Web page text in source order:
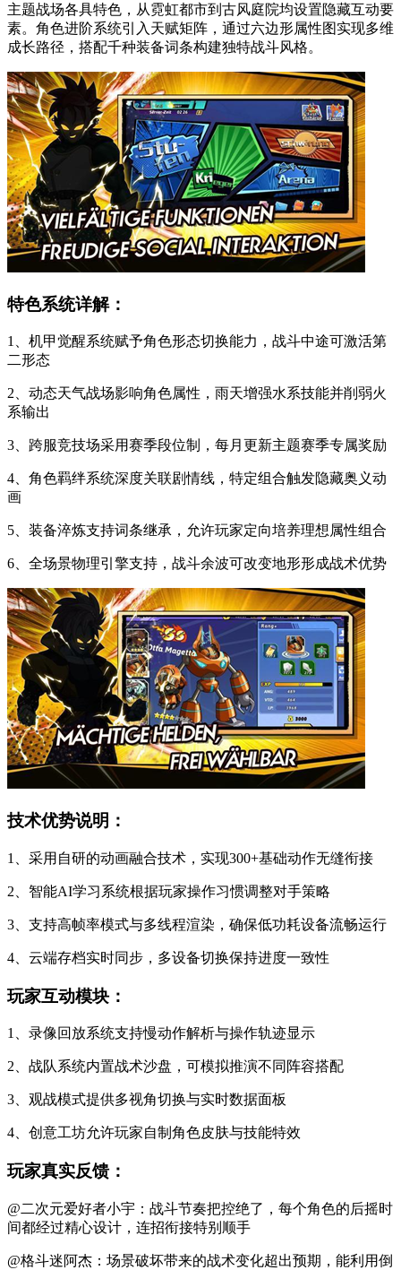
主题战场各具特色，从霓虹都市到古风庭院均设置隐藏互动要
素。角色进阶系统引入天赋矩阵，通过六边形属性图实现多维
成长路径，搭配千种装备词条构建独特战斗风格。
特色系统详解：
1、机甲觉醒系统赋予角色形态切换能力，战斗中途可激活第
二形态
2、动态天气战场影响角色属性，雨天增强水系技能并削弱火
系输出
3、跨服竞技场采用赛季段位制，每月更新主题赛季专属奖励
4、角色羁绊系统深度关联剧情线，特定组合触发隐藏奥义动
画
5、装备淬炼支持词条继承，允许玩家定向培养理想属性组合
6、全场景物理引擎支持，战斗余波可改变地形形成战术优势
技术优势说明：
1、采用自研的动画融合技术，实现300+基础动作无缝衔接
2、智能AI学习系统根据玩家操作习惯调整对手策略
3、支持高帧率模式与多线程渲染，确保低功耗设备流畅运行
4、云端存档实时同步，多设备切换保持进度一致性
玩家互动模块：
1、录像回放系统支持慢动作解析与操作轨迹显示
2、战队系统内置战术沙盘，可模拟推演不同阵容搭配
3、观战模式提供多视角切换与实时数据面板
4、创意工坊允许玩家自制角色皮肤与技能特效
玩家真实反馈：
@二次元爱好者小宇：战斗节奏把控绝了，每个角色的后摇时
间都经过精心设计，连招衔接特别顺手
@格斗迷阿杰：场景破坏带来的战术变化超出预期，能利用倒